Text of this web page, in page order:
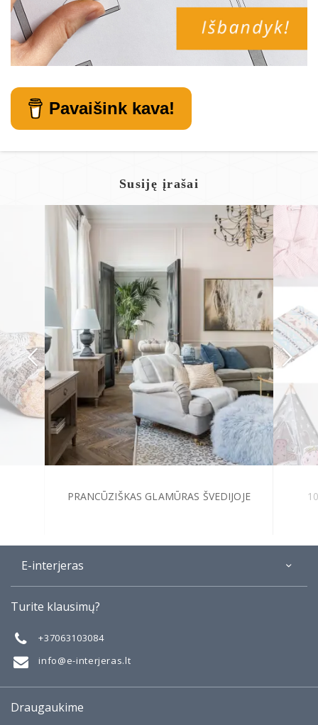
Pavaišink kava!
Susiję įrašai
PRANCŪZIŠKAS GLAMŪRAS ŠVEDIJOJE
E-interjeras
Mano darbai
Taisyklės
Turite klausimų?
+37063103084
info@e-interjeras.lt
Draugaukime